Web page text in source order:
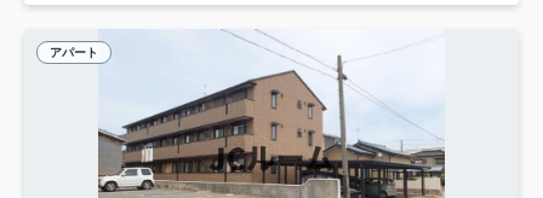
アパート